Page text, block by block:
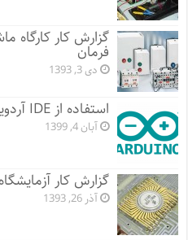
گزارش کار کارگاه
فرمان
دی 3, 1393
استفاده از IDE آردوینو
آبان 4, 1399
گزارش کار
آذر 26, 1393